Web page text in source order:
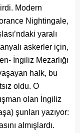
Modern
Nightingale,
yaralı
askerler için,
İngiliz Mezarlığı
halk, bu
oldu. O
olan İngiliz
şunları yazıyor:
almışlardı.